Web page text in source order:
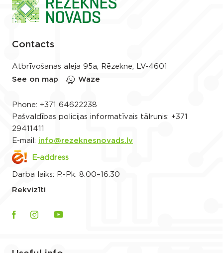
Contacts
Atbrīvošanas aleja 95a, Rēzekne, LV-4601
See on map
Waze
Phone: +371 64622238
Pašvaldības policijas informatīvais tālrunis: +371
29411411
E-mail: info@rezeknesnovads.lv
E-address
Darba laiks: P.-Pk. 8.00–16.30
Rekvizīti